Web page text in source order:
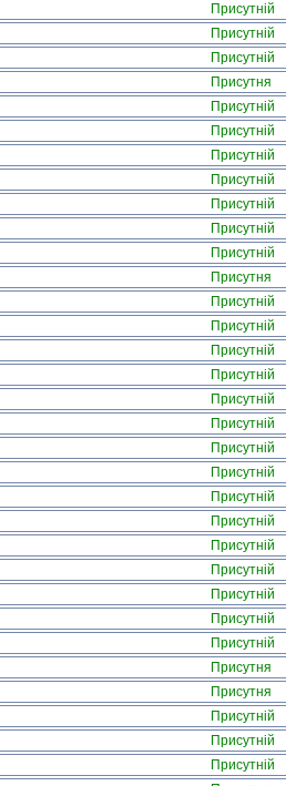
Присутній
Присутній
Присутній
Присутня
Присутній
Присутній
Присутній
Присутній
Присутній
Присутній
Присутній
Присутня
Присутній
Присутній
Присутній
Присутній
Присутній
Присутній
Присутній
Присутній
Присутній
Присутній
Присутній
Присутній
Присутній
Присутній
Присутній
Присутня
Присутня
Присутній
Присутній
Присутній